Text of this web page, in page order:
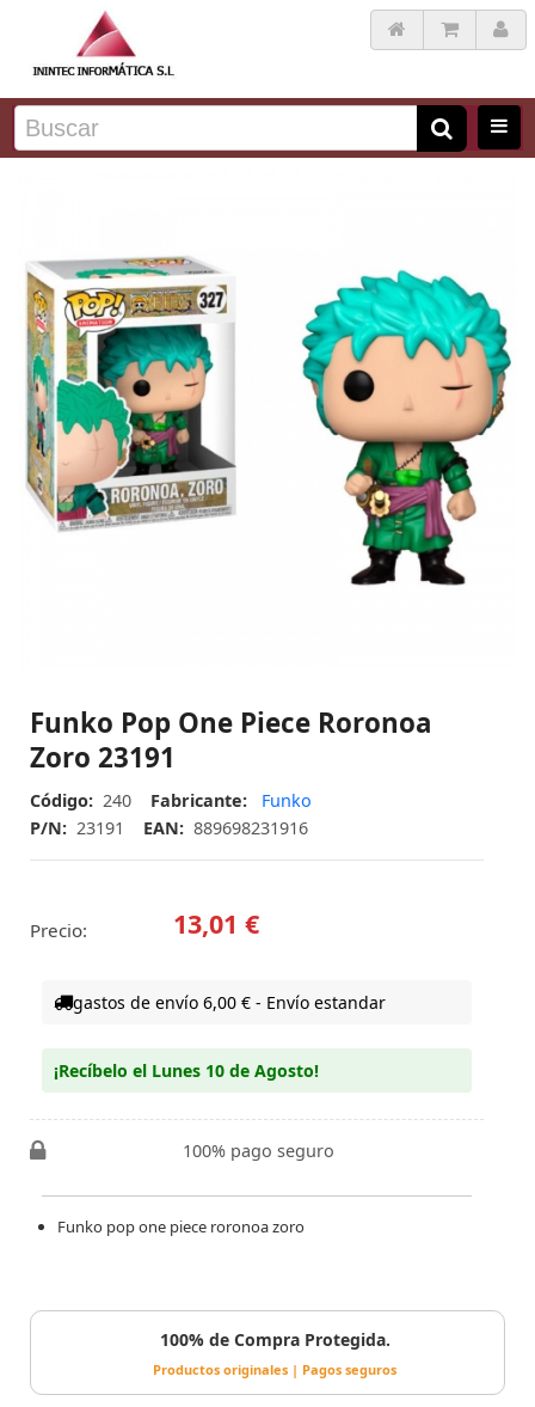
Funko Pop One Piece Roronoa
Zoro 23191
Código: 240 Fabricante:
Funko
P/N: 23191 EAN: 889698231916
Precio: 13,01 €
gastos de envío 6,00 € - Envío estandar
¡Recíbelo el Lunes 10 de Agosto!
100% pago seguro
Funko pop one piece roronoa zoro
100% de Compra Protegida.
Productos originales | Pagos seguros